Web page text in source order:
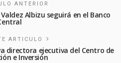
ANTERIOR
Albizu seguirá en el Banco
ARTICULO
directora ejecutiva del Centro de
e Inversión